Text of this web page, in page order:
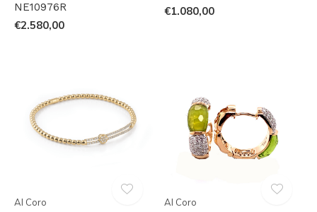
NE10976R
€2.580,00
€1.080,00
Al Coro Al Coro